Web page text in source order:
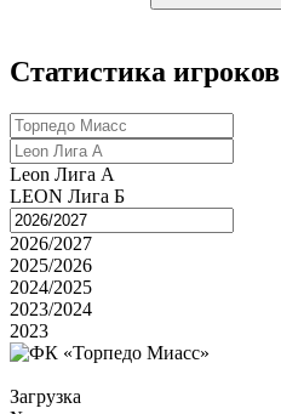
Статистика игроков
Leon Лига А
LEON Лига Б
2026/2027
2025/2026
2024/2025
2023/2024
2023
Загрузка